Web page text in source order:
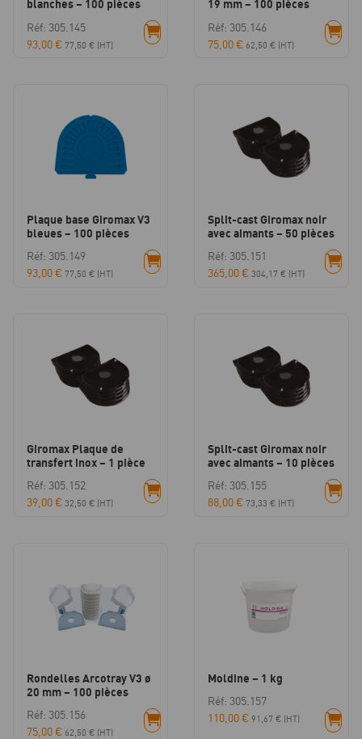
blanches – 100 pièces
Réf: 305.145
93,00€ 77,50 € (HT)
19 mm – 100 pièces
Réf: 305.146
75,00€ 62,50 € (HT)
Plaque base Giromax V3
bleues – 100 pièces
Réf: 305.149
93,00€ 77,50 € (HT)
Split-cast Giromax noir
avec aimants – 50 pièces
Réf: 305.151
365,00€ 304,17 € (HT)
Giromax Plaque de
transfert inox – 1 pièce
Réf: 305.152
39,00€ 32,50 € (HT)
Split-cast Giromax noir
avec aimants – 10 pièces
Réf: 305.155
88,00€ 73,33 € (HT)
Rondelles Arcotray V3 ø
20 mm – 100 pièces
Réf: 305.156
75,00€ 62,50 € (HT)
Moldine – 1 kg
Réf: 305.157
110,00€ 91,67 € (HT)